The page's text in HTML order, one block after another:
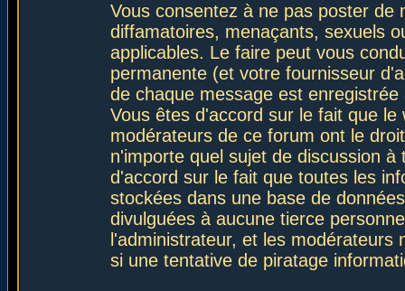
Vous consentez à ne pas poster de
diffamatoires, menaçants, sexuels
applicables. Le faire peut vous
permanente (et votre fournisseur
de chaque message est
Vous êtes d'accord sur le fait que
modérateurs de ce forum ont le
n'importe quel sujet de discussion
d'accord sur le fait que toutes les
stockées dans une base de
divulguées à aucune tierce
l'administrateur, et les
si une tentative de piratage